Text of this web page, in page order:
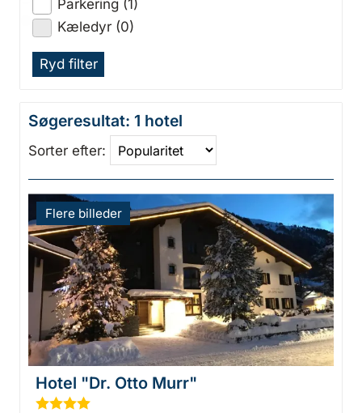
Parkering (1)
Kæledyr (0)
Ryd filter
Søgeresultat: 1 hotel
Sorter efter:
Flere billeder
Hotel "Dr. Otto Murr"
★★★★